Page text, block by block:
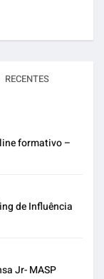
RECENTES
formativo –
de Influência
Jr- MASP